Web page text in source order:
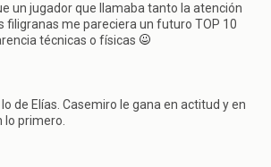
un jugador que llamaba tanto la atención
filigranas me pareciera un futuro TOP 10
técnicas o físicas
de Elías. Casemiro le gana en actitud y en
primero.